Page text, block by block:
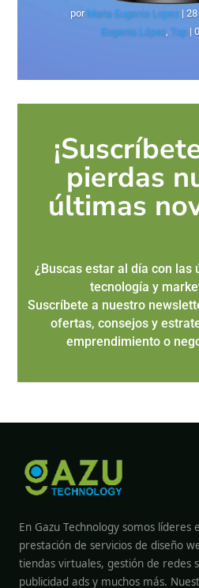
por Maria Eugenia Lopez| 28
Eugenia López, Top|
pierdas
últimas
¿Buscas estar al día con las
tecnología y
Suscríbete a nuestro
ofertas, consejos y
emprendimiento o
En Gazu Technology somos líderes
prestación de servicios de diseño
tiendas virtuales, gestión de redes
publicidad ads y muchos más.